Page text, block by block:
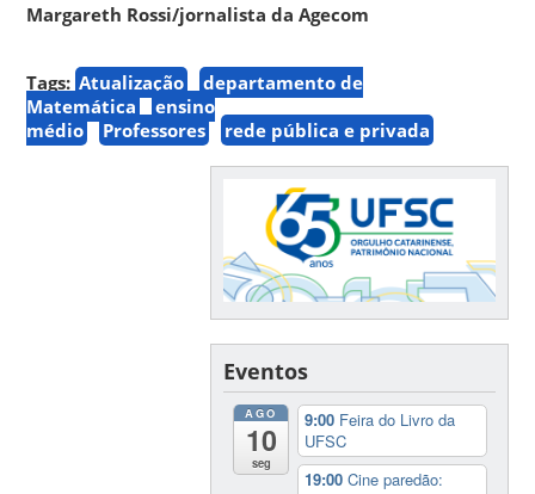
Margareth Rossi/jornalista da Agecom
Tags: Atualização
departamento de
Matemática
ensino
médio
Professores rede pública e privada
Eventos
AGO
10
seg
9:00 Feira do Livro da
UFSC
19:00Cine paredão: